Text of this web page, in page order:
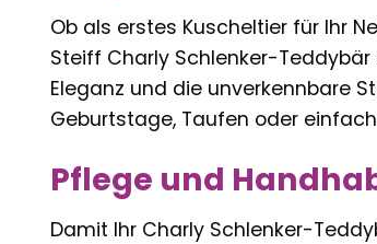
Ob als erstes Kuscheltier für Ihr
Steiff Charly Schlenker-
Eleganz und die unverkennbare
Geburtstage, Taufen oder
Pflege und
Damit Ihr Charly Schlenker-